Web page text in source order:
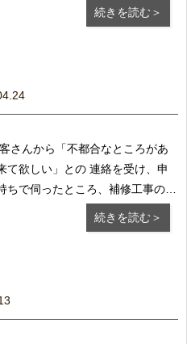
勧めるリフォームなどはもっての
よく見られる事例は「点検商法と
続きを読む＞
さんから「不都合なところがあ
て欲しい」との 連絡を受け、申
ちで伺ったところ、補修工事の話
で終わり、お茶をごちそうにな
際には 「有難うございました」
続きを読む＞